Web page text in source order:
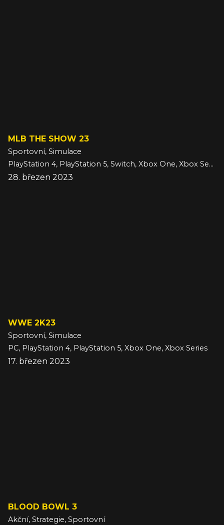
MLB THE SHOW 23
Sportovní, Simulace
PlayStation 4, PlayStation 5, Switch, Xbox One, Xbox Series
28. březen 2023
WWE 2K23
Sportovní, Simulace
PC, PlayStation 4, PlayStation 5, Xbox One, Xbox Series
17. březen 2023
BLOOD BOWL 3
Akční, Strategie, Sportovní